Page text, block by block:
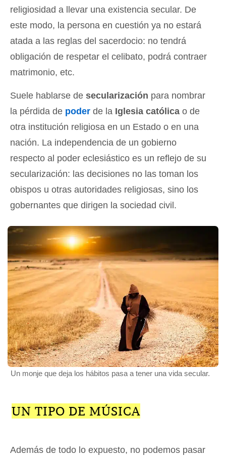
religiosidad a llevar una existencia secular. De
este modo, la persona en cuestión ya no estará
atada a las reglas del sacerdocio: no tendrá
obligación de respetar el celibato, podrá contraer
matrimonio, etc.
Suele hablarse de secularización para nombrar
la pérdida de poder de la Iglesia católica o de
otra institución religiosa en un Estado o en una
nación. La independencia de un gobierno
respecto al poder eclesiástico es un reflejo de su
secularización: las decisiones no las toman los
obispos u otras autoridades religiosas, sino los
gobernantes que dirigen la sociedad civil.
Un monje que deja los hábitos pasa a tener una vida secular.
UN TIPO DE MÚSICA
Además de todo lo expuesto, no podemos pasar